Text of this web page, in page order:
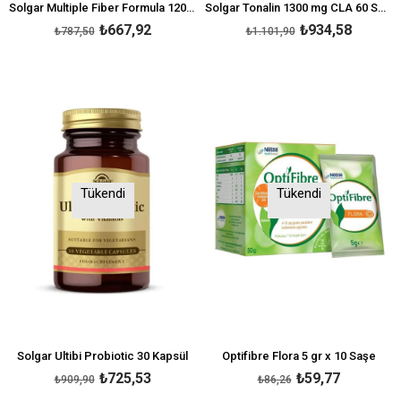
Solgar Multiple Fiber Formula 120 Kapsül
₺667,92
₺787,50
Solgar Tonalin 1300 mg CLA 60 Softjel
₺934,58
₺1.101,90
Tükendi
Solgar Ultibi Probiotic 30 Kapsül
₺725,53
₺909,90
Tükendi
Optifibre Flora 5 gr x 10 Saşe
₺59,77
₺86,26